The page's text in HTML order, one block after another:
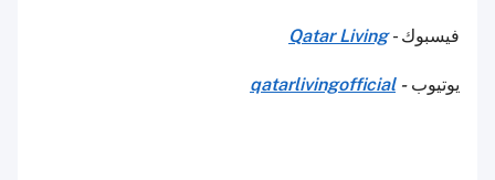
فيسبوك -Qatar Living
يوتيوب-
qatarlivingofficial